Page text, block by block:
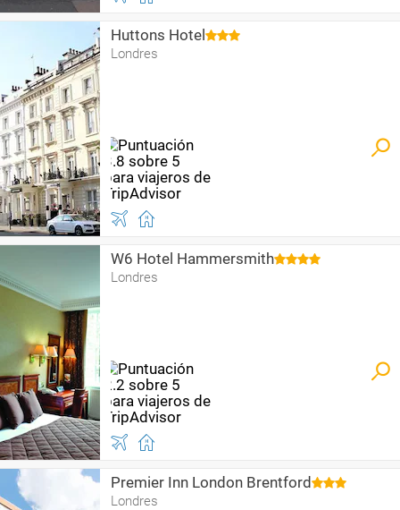
Huttons Hotel
Londres
W6 Hotel Hammersmith
Londres
Premier Inn London Brentford
Londres